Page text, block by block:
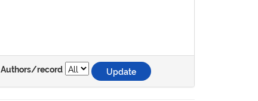
Authors/record